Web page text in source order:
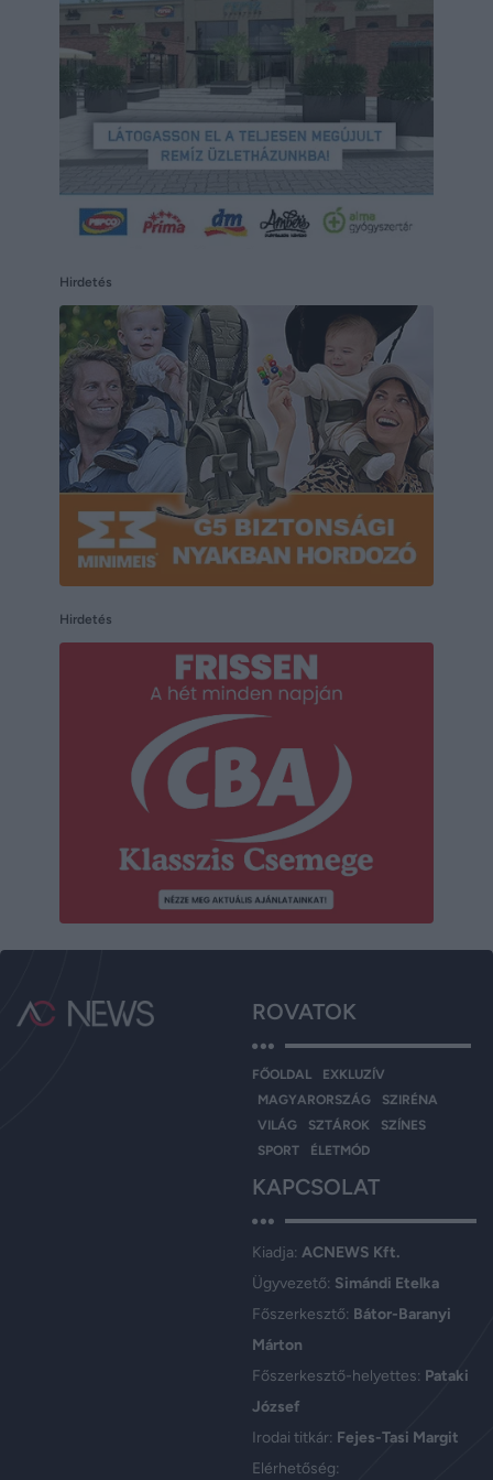
Hirdetés
Hirdetés
ROVATOK
FŐOLDAL
EXKLUZÍV
MAGYARORSZÁG
SZIRÉNA
VILÁG
SZTÁROK
SZÍNES
SPORT
ÉLETMÓD
KAPCSOLAT
Kiadja: ACNEWS Kft.
Ügyvezető: Simándi Etelka
Főszerkesztő: Bátor-Baranyi
Márton
Főszerkesztő-helyettes: Pataki
József
Irodai titkár: Fejes-Tasi Margit
Elérhetőség: